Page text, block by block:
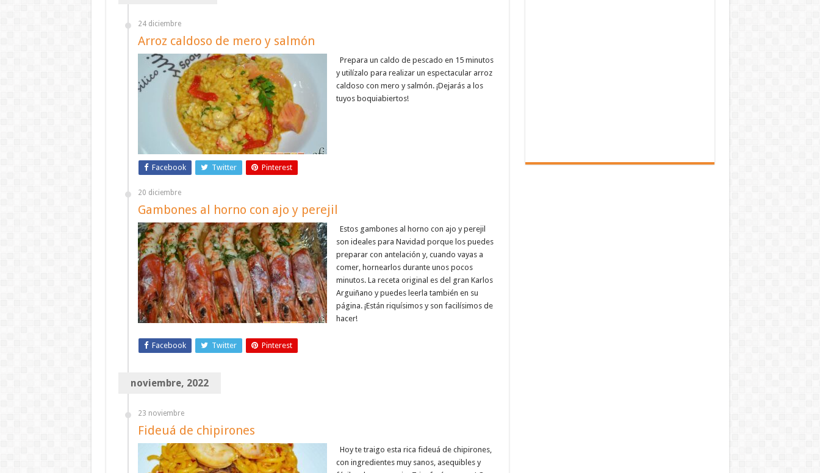
24 diciembre
Arroz caldoso de mero y salmón
Prepara un caldo de pescado en 15 minutos
y utilízalo para realizar un espectacular arroz
caldoso con mero y salmón. ¡Dejarás a los
tuyos boquiabiertos!
Facebook Twitter Pinterest
20 diciembre
Gambones al horno con ajo y perejil
Estos gambones al horno con ajo y perejil
son ideales para Navidad porque los puedes
preparar con antelación y, cuando vayas a
comer, hornearlos durante unos pocos
minutos. La receta original es del gran Karlos
Arguiñano y puedes leerla también en su
página. ¡Están riquísimos y son facilísimos de
hacer!
Facebook Twitter Pinterest
noviembre, 2022
23 noviembre
Fideuá de chipirones
Hoy te traigo esta rica fideuá de chipirones,
con ingredientes muy sanos, asequibles y